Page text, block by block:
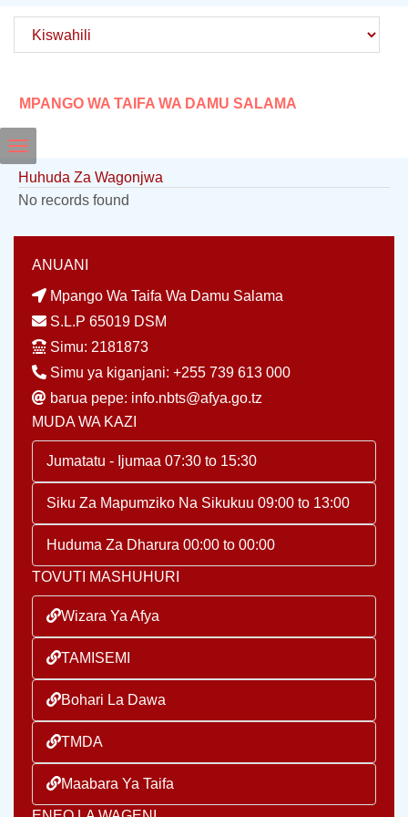
MPANGO WA TAIFA WA DAMU SALAMA
Toggle
navigation
Huhuda Za Wagonjwa
No records found
ANUANI
Mpango Wa Taifa Wa Damu Salama
S.L.P 65019 DSM
Simu: 2181873
Simu ya kiganjani: +255 739 613 000
barua pepe: info.nbts@afya.go.tz
MUDA WA KAZI
Jumatatu - Ijumaa 07:30 to 15:30
Siku Za Mapumziko Na Sikukuu 09:00 to 13:00
Huduma Za Dharura 00:00 to 00:00
TOVUTI MASHUHURI
Wizara Ya Afya
TAMISEMI
Bohari La Dawa
TMDA
Maabara Ya Taifa